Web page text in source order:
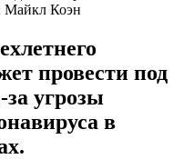
Майкл Коэн
провести под
угрозы
в